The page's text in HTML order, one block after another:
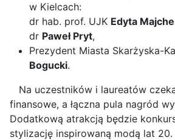
w Kielcach:
dr hab. prof. UJK Edyta
dr Paweł Pryt,
Prezydent Miasta Skarżyska-
Bogucki.
Na uczestników i laureatów
finansowe, a łączna pula nagród
Dodatkową atrakcją będzie
stylizację inspirowaną modą lat